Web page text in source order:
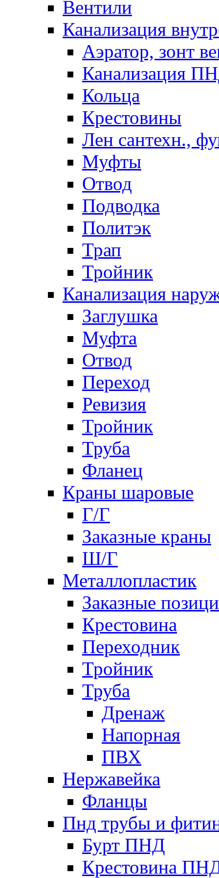
Вентили
Канализация
Аэратор, зонт
Канализация
Кольца
Крестовины
Лен сантехн.,
Муфты
Отвод
Подводка
Политэк
Трап
Тройник
Канализация
Заглушка
Муфта
Отвод
Переход
Ревизия
Тройник
Труба
Фланец
Краны шаровые
Г/Г
Заказные краны
Ш/Г
Металлопластик
Заказные
Крестовина
Переходник
Тройник
Труба
Дренаж
Напорная
ПВХ
Нержавейка
Фланцы
Пнд трубы и
Бурт ПНД
Крестовина